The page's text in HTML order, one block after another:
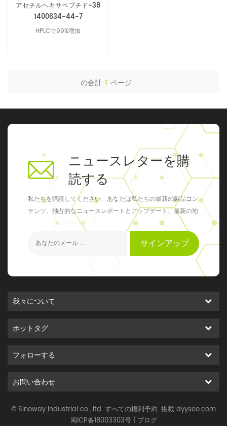
アセチルヘキサペプチド-38
1400634-44-7
HPLCで99%増加
の合計 1 ページ
ニュースレターを購
読する
私たちを購読してください、あなたは私たちの最新の製品コン
テンツ、独占的なニュースレポートとアップデート、最新の地
元のイベントを得ることができます
サインアップ
我々について
ホットタグ
フォローする
お問い合わせ
© Sinoway Industrial co., ltd. すべての権利予約. 搭載dyyseo.com
闽ICP备18003303号| ブログ